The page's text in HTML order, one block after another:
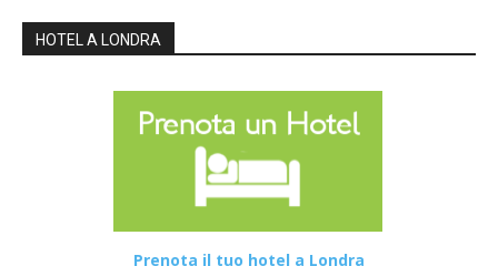
HOTEL A LONDRA
Prenota il tuo hotel a Londra